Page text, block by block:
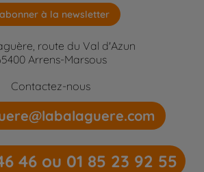
à la newsletter
route du Val d'Azun
Arrens-Marsous
Contactez-nous
46 ou 01 85 23 92 55